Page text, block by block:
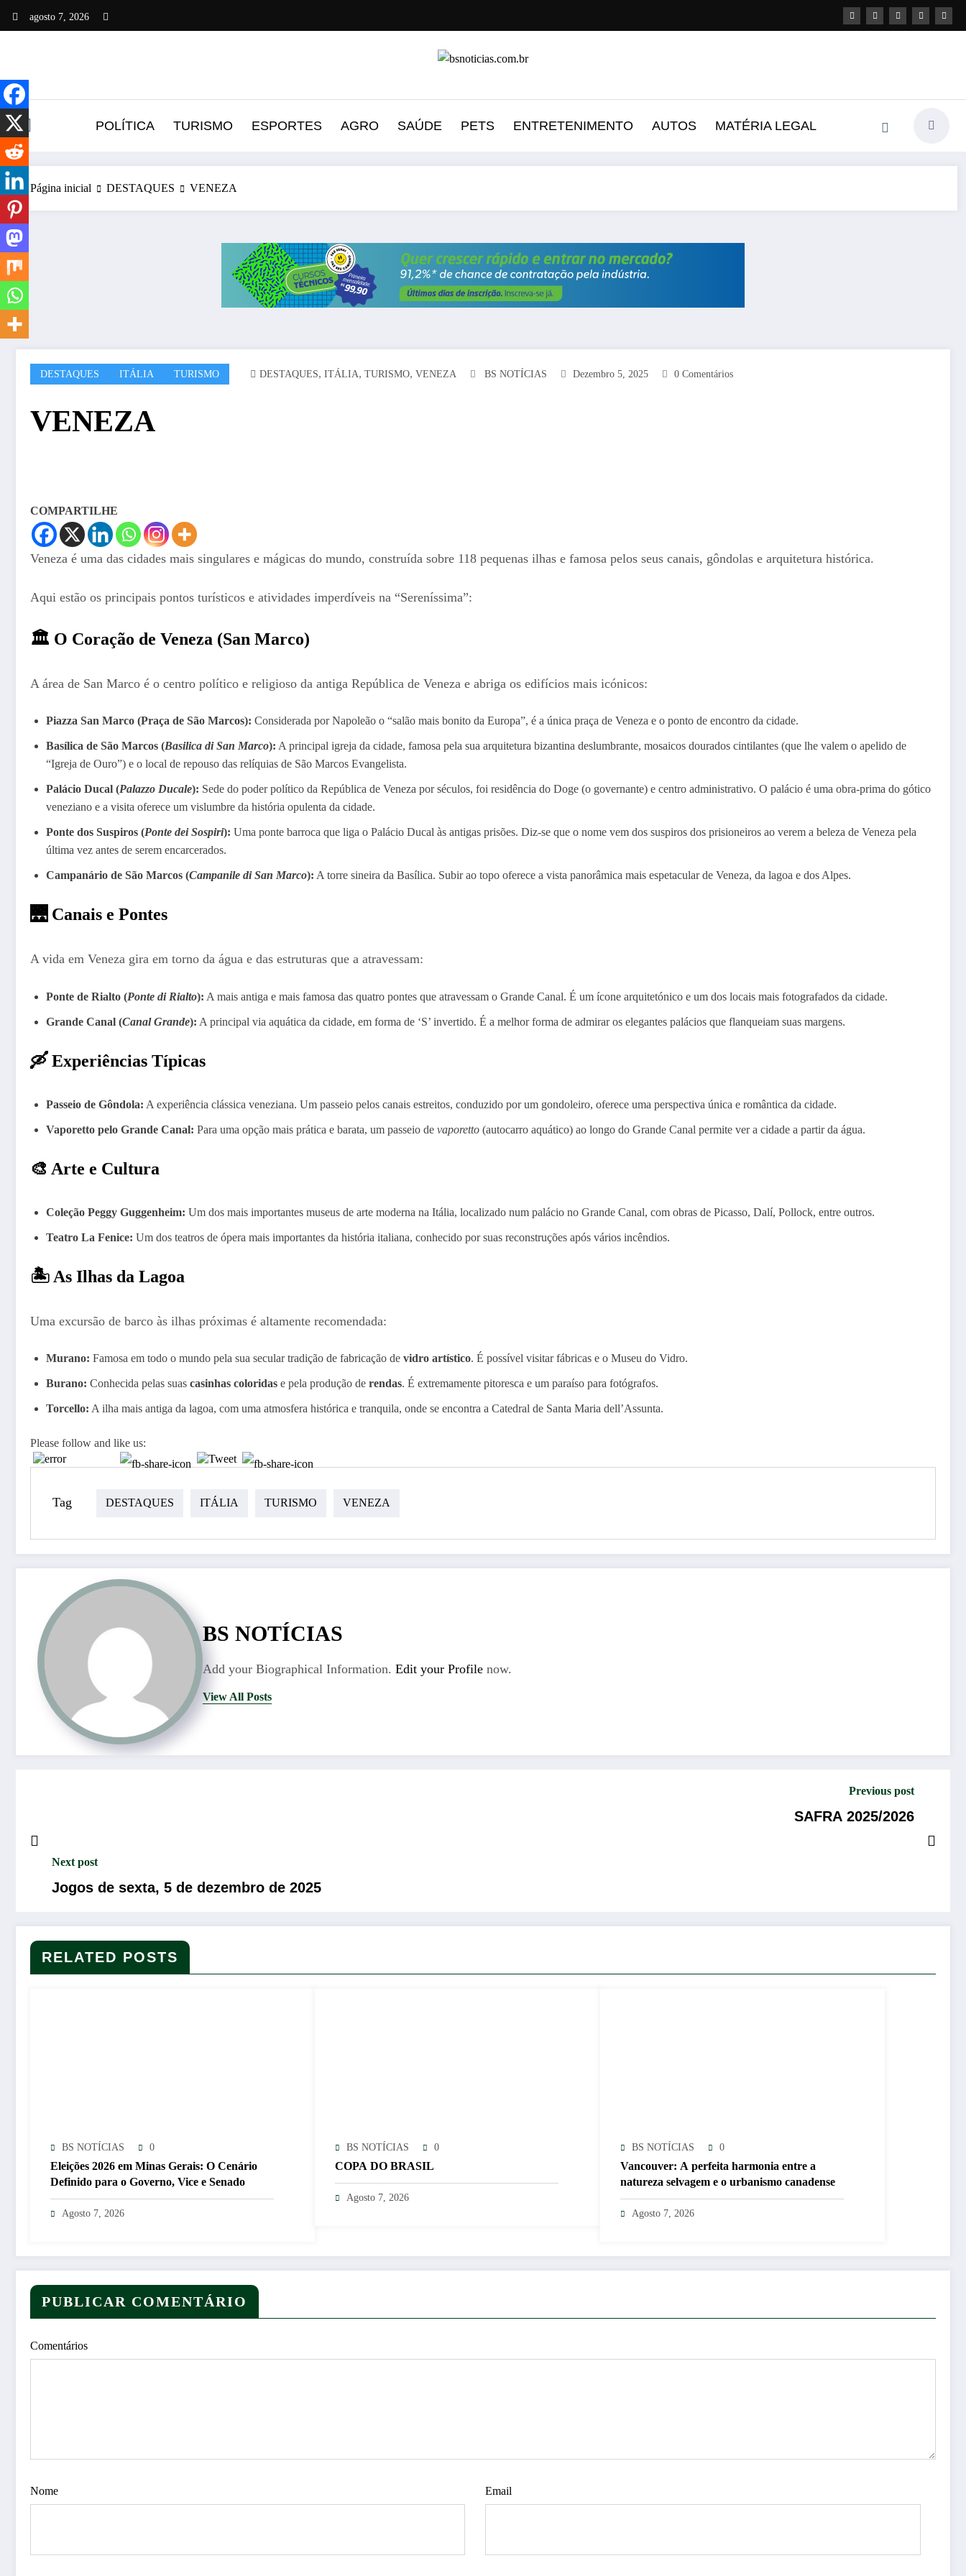
agosto 7, 2026
POLÍTICA TURISMO ESPORTES AGRO SAÚDE PETS ENTRETENIMENTO AUTOS MATÉRIA LEGAL
Página inicial DESTAQUES VENEZA
DESTAQUES ITÁLIA TURISMO DESTAQUES, ITÁLIA, TURISMO, VENEZA BS NOTÍCIAS Dezembro 5, 2025 0 Comentários
VENEZA
COMPARTILHE
Veneza é uma das cidades mais singulares e mágicas do mundo, construída sobre 118 pequenas ilhas e famosa pelos seus canais, gôndolas e arquitetura histórica.
Aqui estão os principais pontos turísticos e atividades imperdíveis na “Sereníssima”:
🏛️ O Coração de Veneza (San Marco)
A área de San Marco é o centro político e religioso da antiga República de Veneza e abriga os edifícios mais icónicos:
Piazza San Marco (Praça de São Marcos): Considerada por Napoleão o “salão mais bonito da Europa”, é a única praça de Veneza e o ponto de encontro da cidade.
Basílica de São Marcos (Basilica di San Marco): A principal igreja da cidade, famosa pela sua arquitetura bizantina deslumbrante, mosaicos dourados cintilantes (que lhe valem o apelido de
“Igreja de Ouro”) e o local de repouso das relíquias de São Marcos Evangelista.
Palácio Ducal (Palazzo Ducale): Sede do poder político da República de Veneza por séculos, foi residência do Doge (o governante) e centro administrativo. O palácio é uma obra-prima do gótico
veneziano e a visita oferece um vislumbre da história opulenta da cidade.
Ponte dos Suspiros (Ponte dei Sospiri): Uma ponte barroca que liga o Palácio Ducal às antigas prisões. Diz-se que o nome vem dos suspiros dos prisioneiros ao verem a beleza de Veneza pela
última vez antes de serem encarcerados.
Campanário de São Marcos (Campanile di San Marco): A torre sineira da Basílica. Subir ao topo oferece a vista panorâmica mais espetacular de Veneza, da lagoa e dos Alpes.
🌉 Canais e Pontes
A vida em Veneza gira em torno da água e das estruturas que a atravessam:
Ponte de Rialto (Ponte di Rialto): A mais antiga e mais famosa das quatro pontes que atravessam o Grande Canal. É um ícone arquitetónico e um dos locais mais fotografados da cidade.
Grande Canal (Canal Grande): A principal via aquática da cidade, em forma de ‘S’ invertido. É a melhor forma de admirar os elegantes palácios que flanqueiam suas margens.
🛶 Experiências Típicas
Passeio de Gôndola: A experiência clássica veneziana. Um passeio pelos canais estreitos, conduzido por um gondoleiro, oferece uma perspectiva única e romântica da cidade.
Vaporetto pelo Grande Canal: Para uma opção mais prática e barata, um passeio de vaporetto (autocarro aquático) ao longo do Grande Canal permite ver a cidade a partir da água.
🎨 Arte e Cultura
Coleção Peggy Guggenheim: Um dos mais importantes museus de arte moderna na Itália, localizado num palácio no Grande Canal, com obras de Picasso, Dalí, Pollock, entre outros.
Teatro La Fenice: Um dos teatros de ópera mais importantes da história italiana, conhecido por suas reconstruções após vários incêndios.
🏝️ As Ilhas da Lagoa
Uma excursão de barco às ilhas próximas é altamente recomendada:
Murano: Famosa em todo o mundo pela sua secular tradição de fabricação de vidro artístico. É possível visitar fábricas e o Museu do Vidro.
Burano: Conhecida pelas suas casinhas coloridas e pela produção de rendas. É extremamente pitoresca e um paraíso para fotógrafos.
Torcello: A ilha mais antiga da lagoa, com uma atmosfera histórica e tranquila, onde se encontra a Catedral de Santa Maria dell’Assunta.
Please follow and like us:
Tag DESTAQUES ITÁLIA TURISMO VENEZA
BS NOTÍCIAS
Add your Biographical Information. Edit your Profile now.
View All Posts
Previous post
SAFRA 2025/2026
Next post
Jogos de sexta, 5 de dezembro de 2025
RELATED POSTS
BS NOTÍCIAS 0
Eleições 2026 em Minas Gerais: O Cenário
Definido para o Governo, Vice e Senado
Agosto 7, 2026
BS NOTÍCIAS 0
COPA DO BRASIL
Agosto 7, 2026
BS NOTÍCIAS 0
Vancouver: A perfeita harmonia entre a
natureza selvagem e o urbanismo canadense
Agosto 7, 2026
PUBLICAR COMENTÁRIO
Comentários
Nome Email